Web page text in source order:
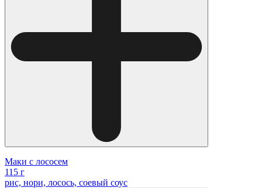
Маки с лососем
115 г
рис, нори, лосось, соевый соус